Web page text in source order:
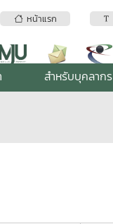
หน้าแรก
สำหรับบุคลากร